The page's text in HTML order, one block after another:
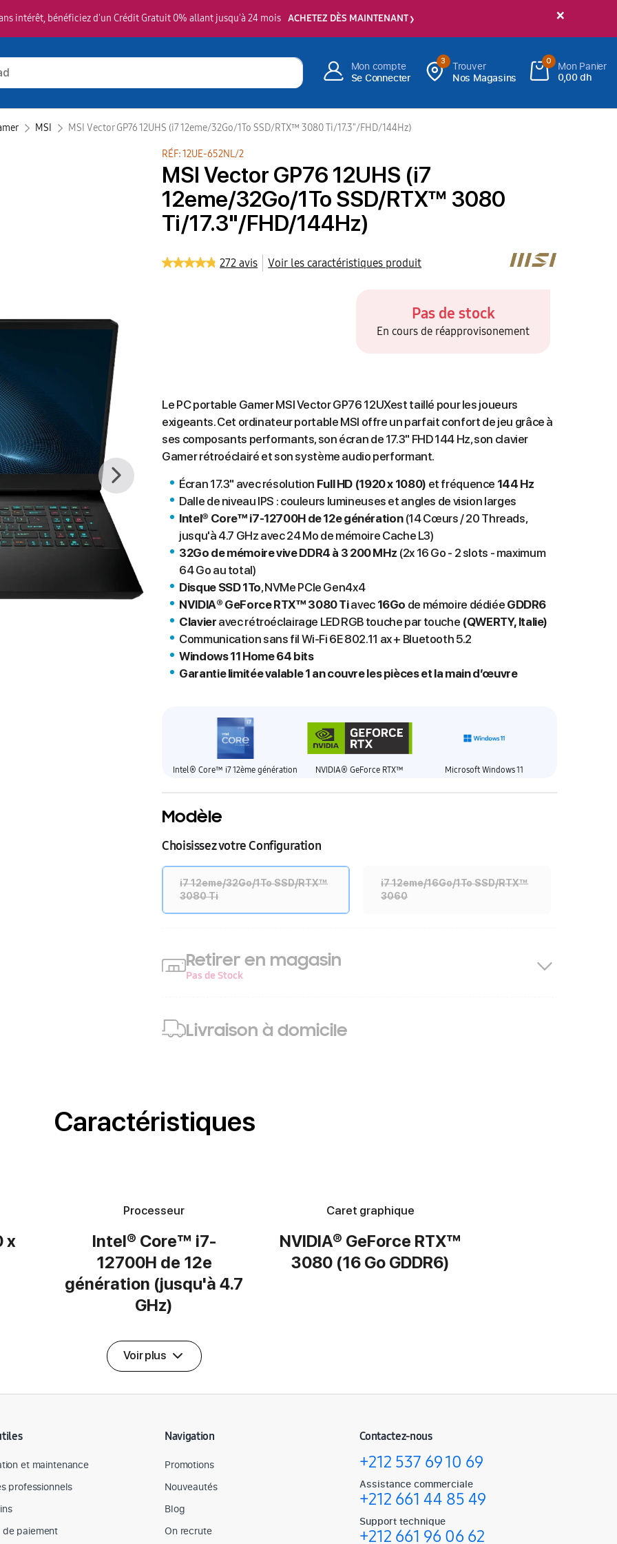
×
intérêt, bénéficiez d'un Crédit Gratuit 0% allant jusqu'à 24 mois ACHETEZ DÈS MAINTENANT
Mon compte
Se Connecter
3
Trouver
Nos Magasins
0
Mon Panier
0,00 dh
MSI‎ MSI Vector GP76 12UHS (i7 12eme/32Go/1To SSD/RTX™ 3080 Ti/17.3"/FHD/144Hz)
RÉF: 12UE-652NL/2
MSI Vector GP76 12UHS (i7
12eme/32Go/1To SSD/RTX™ 3080
Ti/17.3"/FHD/144Hz)
272 avis Voir les caractéristiques produit
Pas de stock
En cours de réapprovisonement
Le PC portable Gamer MSI Vector GP76 12UXest taillé pour les joueurs
exigeants. Cet ordinateur portable MSI offre un parfait confort de jeu grâce à
ses composants performants, son écran de 17.3" FHD 144 Hz, son clavier
Gamer rétroéclairé et son système audio performant.
Écran 17.3" avec résolution Full HD (1920 x 1080) et fréquence 144 Hz
Dalle de niveau IPS : couleurs lumineuses et angles de vision larges
Intel® Core™ i7-12700H de 12e génération(14 Cœurs / 20 Threads,
jusqu'à 4.7 GHz avec24 Mo de mémoire Cache L3)
32Go de mémoire viveDDR4 à 3 200 MHz (2x 16 Go - 2 slots - maximum
64 Go au total)
Disque SSD 1To, NVMe PCIe Gen4x4
NVIDIA® GeForce RTX™ 3080 Tiavec 16Go de mémoire dédiée GDDR6
Clavier avec rétroéclairage LED RGB touche par touche (QWERTY, Italie)
Communication sans fil Wi-Fi 6E 802.11 ax + Bluetooth 5.2
Windows 11 Home 64 bits
Garantie limitée valable 1 an couvre les pièces et la main d’œuvre
Intel® Core™ i7 12ème génération NVIDIA® GeForce RTX™ Microsoft Windows 11
Modèle
Choisissez votre Configuration
i7 12eme/32Go/1To SSD/RTX™
3080 Ti
i7 12eme/16Go/1To SSD/RTX™
3060
Retirer en magasin
Pas de Stock
Livraison à domicile
Caractéristiques
x
Processeur
Intel® Core™ i7-
12700H de 12e
génération (jusqu'à 4.7
GHz)
Caret graphique
NVIDIA® GeForce RTX™
3080 (16 Go GDDR6)
Voir plus
et maintenance
professionnels
de paiement
Navigation
Promotions
Nouveautés
Blog
On recrute
Contactez-nous
+212 537 69 10 69
Assistance commerciale
+212 661 44 85 49
Support technique
+212 661 96 06 62